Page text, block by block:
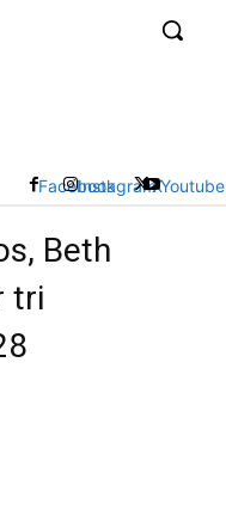
FacebookInstagramXYoutube
Beth
tri